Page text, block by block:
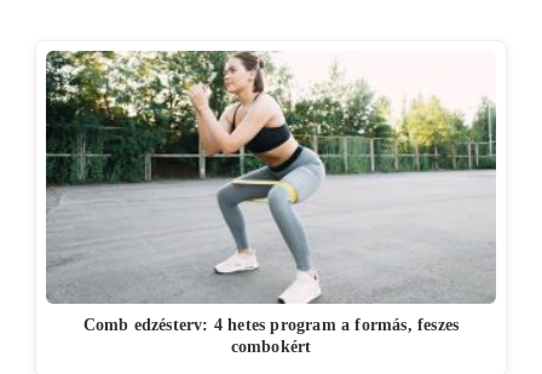
Comb edzésterv: 4 hetes program a formás, feszes
combokért